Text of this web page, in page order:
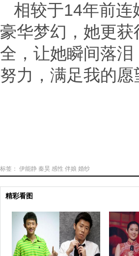
相较于14年前连
豪华梦幻，她更
全，让她瞬间落
努力，满足我的愿
标签： 伊能静 秦昊 感性 伴娘 婚纱
精彩看图